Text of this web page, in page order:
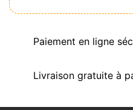
Paiement en ligne
Livraison gratuite à